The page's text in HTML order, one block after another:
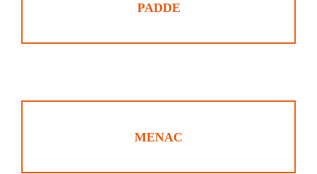
PADDE
MENAC